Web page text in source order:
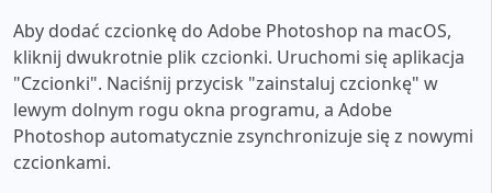
Aby dodać czcionkę do Adobe Photoshop na macOS,
kliknij dwukrotnie plik czcionki. Uruchomi się aplikacja
"Czcionki". Naciśnij przycisk "zainstaluj czcionkę" w
lewym dolnym rogu okna programu, a Adobe
Photoshop automatycznie zsynchronizuje się z nowymi
czcionkami.